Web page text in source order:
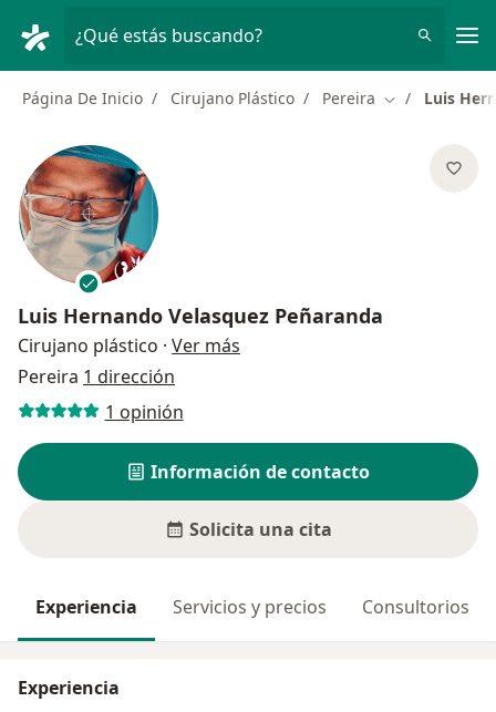
¿Qué estás buscando?
Página De Inicio Cirujano Plástico Pereira Cambiar de
Luis
Luis Hernando Velasquez Peñaranda
Cirujano plástico · Ver más
Pereira 1 dirección
1 opinión
Información de contacto
Solicita una cita
Experiencia Servicios y precios Consultorios
Experiencia